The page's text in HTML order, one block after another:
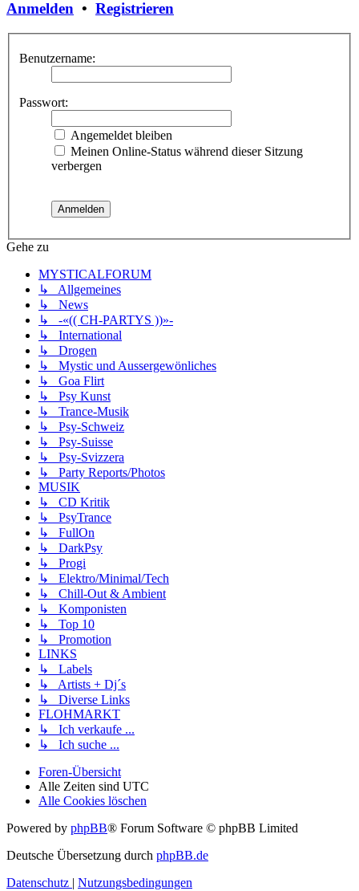
Anmelden • Registrieren
Benutzername:
Passwort:
Angemeldet bleiben
Meinen Online-Status während dieser Sitzung
verbergen
Gehe zu
MYSTICALFORUM
↳ Allgemeines
↳ News
↳ -«(( CH-PARTYS ))»-
↳ International
↳ Drogen
↳ Mystic und Aussergewönliches
↳ Goa Flirt
↳ Psy Kunst
↳ Trance-Musik
↳ Psy-Schweiz
↳ Psy-Suisse
↳ Psy-Svizzera
↳ Party Reports/Photos
MUSIK
↳ CD Kritik
↳ PsyTrance
↳ FullOn
↳ DarkPsy
↳ Progi
↳ Elektro/Minimal/Tech
↳ Chill-Out & Ambient
↳ Komponisten
↳ Top 10
↳ Promotion
LINKS
↳ Labels
↳ Artists + Dj´s
↳ Diverse Links
FLOHMARKT
↳ Ich verkaufe ...
↳ Ich suche ...
Foren-Übersicht
Alle Zeiten sind UTC
Alle Cookies löschen
Powered by phpBB® Forum Software © phpBB Limited
Deutsche Übersetzung durch phpBB.de
Datenschutz | Nutzungsbedingungen